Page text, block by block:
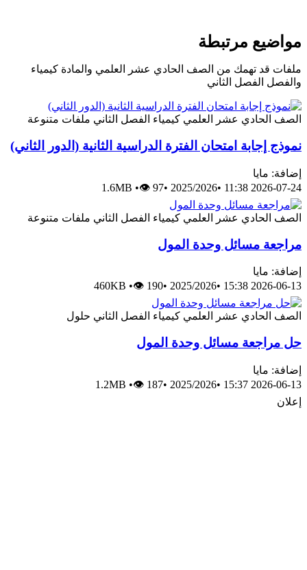
مواضيع مرتبطة
ملفات قد تهمك من الصف الحادي عشر العلمي والمادة كيمياء
والفصل الفصل الثاني
الصف الحادي عشر العلمي كيمياء الفصل الثاني ملفات متنوعة
نموذج إجابة امتحان الفترة الدراسية الثانية (الدور الثاني)
إضافة: مايا
2026-07-24 11:38
•
2025/2026
•
1.6MB •👁 97
الصف الحادي عشر العلمي كيمياء الفصل الثاني ملفات متنوعة
مراجعة مسائل وحدة المول
إضافة: مايا
2026-06-13 15:38
•
2025/2026
•
460KB •👁 190
الصف الحادي عشر العلمي كيمياء الفصل الثاني حلول
حل مراجعة مسائل وحدة المول
إضافة: مايا
2026-06-13 15:37
•
2025/2026
•
1.2MB •👁 187
إعلان